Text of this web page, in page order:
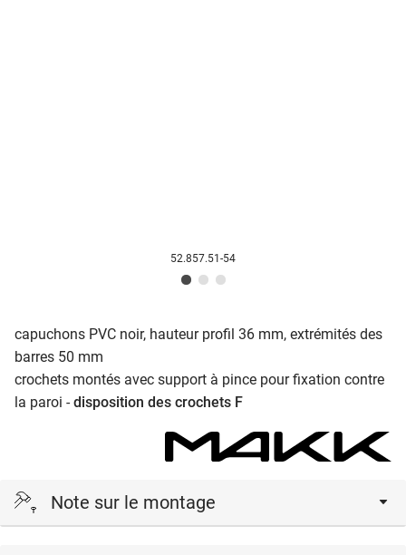
52.857.51-54
capuchons PVC noir, hauteur profil 36 mm, extrémités des
barres 50 mm
crochets montés avec support à pince pour fixation contre
la paroi -disposition des crochets F
Note sur le montage